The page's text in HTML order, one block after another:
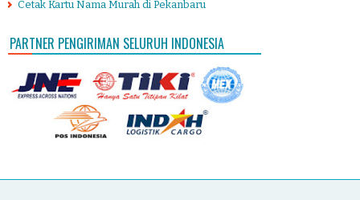
Cetak Kartu Nama Murah di Pekanbaru
PARTNER PENGIRIMAN SELURUH INDONESIA